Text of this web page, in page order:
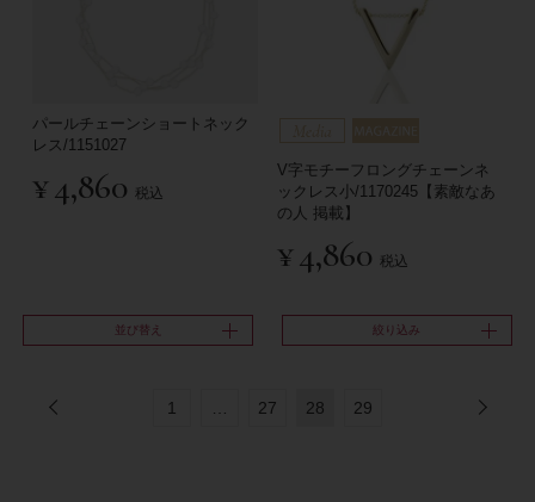
パールチェーンショートネック
レス/1151027
¥4,860 税込
V字モチーフロングチェーンネ
ックレス小/1170245【素敵なあ
の人 掲載】
¥4,860 税込
並び替え 絞り込み
1 27 28 29